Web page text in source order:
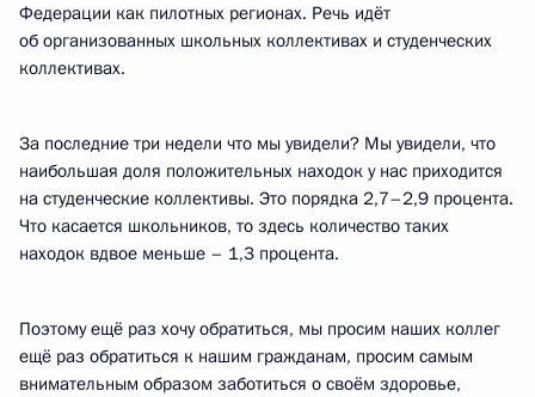
Федерации как пилотных регионах. Речь идёт
об организованных школьных коллективах и студенческих
коллективах.
За последние три недели что мы увидели? Мы увидели, что
наибольшая доля положительных находок у нас приходится
на студенческие коллективы. Это порядка 2,7–2,9 процента.
Что касается школьников, то здесь количество таких
находок вдвое меньше – 1,3 процента.
Поэтому ещё раз хочу обратиться, мы просим наших коллег
ещё раз обратиться к нашим гражданам, просим самым
внимательным образом заботиться о своём здоровье,